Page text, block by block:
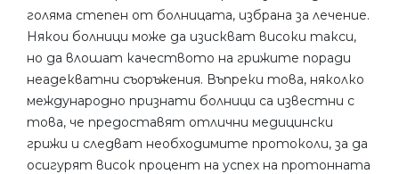
голяма степен от болницата, избрана за лечение.
Някои болници може да изискват високи такси,
но да влошат качеството на грижите поради
неадекватни съоръжения. Въпреки това, няколко
международно признати болници са известни с
това, че предоставят отлични медицински
грижи и следват необходимите протоколи, за да
осигурят висок процент на успех на протонната